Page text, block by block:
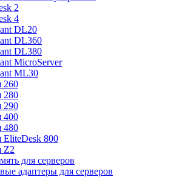
2
4
DL20
DL360
DL380
MicroServer
ML30
260
280
290
400
480
EliteDesk 800
Z2
для серверов
адаптеры для серверов